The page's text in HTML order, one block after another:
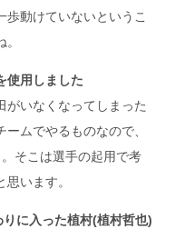
動けていないというこ
使用しました
がいなくなってしまった
ムでやるものなので、
そこは選手の起用で考
います。
に入った植村(植村哲也)